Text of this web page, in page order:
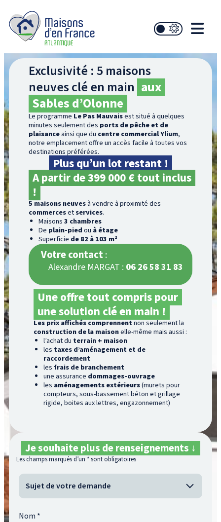
Exclusivité : 5 maisons
neuves clé en main aux
Sables d’Olonne
Le programme Le Pas Mauvaisest situé à quelques
minutes seulement des ports de pêche et de
plaisanceainsi que du centre commercial Ylium,
notre emplacement offre un accès facile à toutes vos
destinations préférées.
Plus qu’un lot restant !
A partir de 399 000 € tout inclus
!
5 maisons neuvesà vendre à proximité des
commercesetservices.
Maisons3 chambres
De plain-piedou à étage
Superficie de 82 à 103 m²
Votre contact:
Alexandre MARGAT : 06 26 58 31 83
Une offre tout compris pour
une solution clé en main !
Les prix affichés comprennentnon seulement la
construction de la maisonelle-même mais aussi :
l’achat du terrain+ maison
les taxesd’aménagement et de
raccordement
les frais de branchement
une assurance dommages-ouvrage
les aménagements extérieurs(murets pour
compteurs, sous-bassement béton et grillage
rigide, boites aux lettres, engazonnement)
Je souhaite plus de renseignements ↓
Les champs marqués d’un *sont obligatoires
Nom *